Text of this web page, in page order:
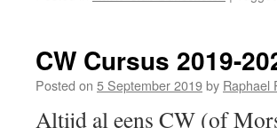
CW Cursus 2019-
Posted on 5 September 2019by Raphael
Altijd al eens CW (of